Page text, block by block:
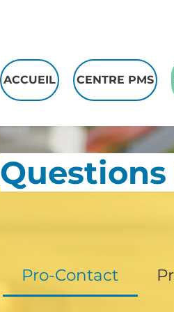
ACCUEIL CENTRE PMS
Pro-Contact